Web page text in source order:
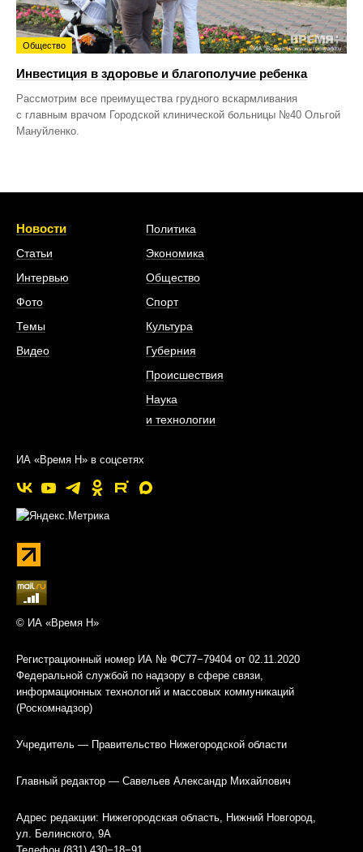
Общество
Инвестиция в здоровье и благополучие ребенка
Рассмотрим все преимущества грудного вскармливания
с главным врачом Городской клинической больницы №40 Ольгой
Мануйленко.
Новости
Статьи
Интервью
Фото
Темы
Видео
Политика
Экономика
Общество
Спорт
Культура
Губерния
Происшествия
Наука
и технологии
ИА «Время Н» в соцсетях
© ИА «Время Н»
Регистрационный номер ИА № ФС77−79404 от 02.11.2020
Федеральной службой по надзору в сфере связи,
информационных технологий и массовых коммуникаций
(Роскомнадзор)
Учредитель — Правительство Нижегородской области
Главный редактор — Савельев Александр Михайлович
Адрес редакции: Нижегородская область, Нижний Новгород,
ул. Белинского, 9А